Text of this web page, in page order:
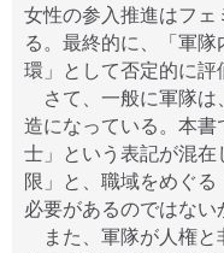
女性の参入推進はフェ
る。最終的に、「軍
環」として否定的に評
さて、一般に軍隊は
造になっている。本
士」という表記が混在
限」と、職域をめぐ
必要があるのではない
また、軍隊が人権と